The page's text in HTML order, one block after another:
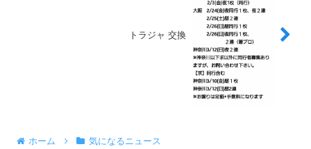
トラジャ 交換
ホーム 気になるニュース